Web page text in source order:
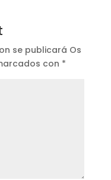
se publicará Os
con *